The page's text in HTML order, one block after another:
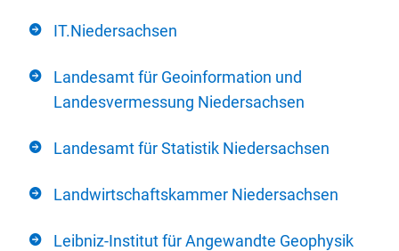
IT.Niedersachsen
Landesamt für Geoinformation und
Landesvermessung Niedersachsen
Landesamt für Statistik Niedersachsen
Landwirtschaftskammer Niedersachsen
Leibniz-Institut für Angewandte Geophysik